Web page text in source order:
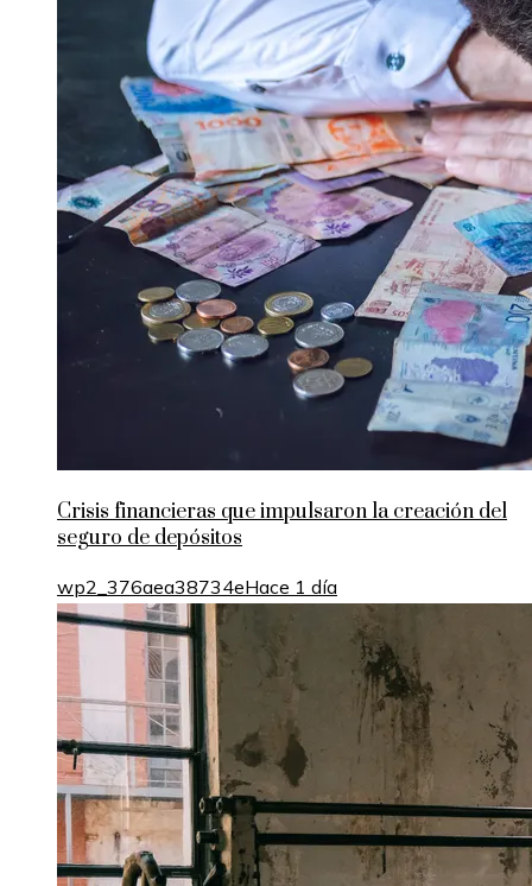
Crisis financieras que impulsaron la creación del
seguro de depósitos
wp2_376aea38734eHace 1 día